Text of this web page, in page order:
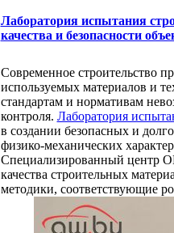
Лаборатория испытания
качества и безопасности
Современное строительство
используемых материалов и
стандартам и нормативам
контроля. Лаборатория
в создании безопасных и
физико-механических
Специализированный центр
качества строительных
методики, соответствующие